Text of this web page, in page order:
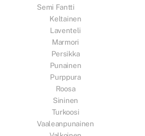
Semi Fantti
Keltainen
Laventeli
Marmori
Persikka
Punainen
Purppura
Roosa
Sininen
Turkoosi
Vaaleanpunainen